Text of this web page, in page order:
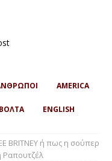
AMERICA
ΒΟΛΤΑ ENGLISH
BRITNEY ή πως η σούπερ
Ραπουτζέλ